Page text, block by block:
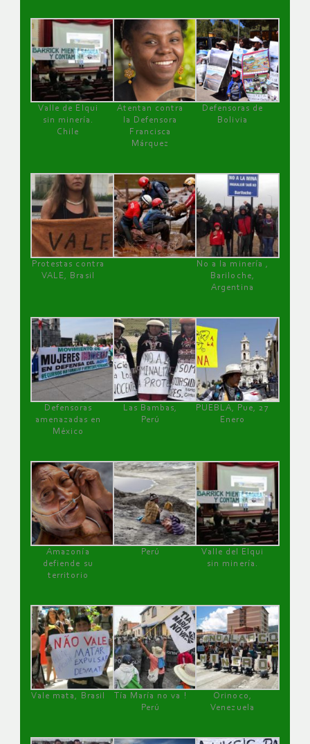
Valle de Elqui
sin minería.
Chile
Atentan contra
la Defensora
Francisca
Márquez
Defensoras de
Bolivia
Protestas contra
VALE, Brasil
No a la minería ,
Bariloche,
Argentina
Defensoras
amenazadas en
México
Las Bambas,
Perú
PUEBLA, Pue, 27
Enero
Amazonía
defiende su
territorio
Perú
Valle del Elqui
sin minería.
Vale mata, Brasil
Tía María no va !
Perú
Orinoco,
Venezuela